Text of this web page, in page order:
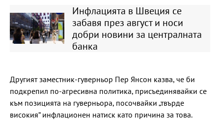
Инфлацията в Швеция се
забавя през август и носи
добри новини за централната
банка
Другият заместник-гуверньор Пер Янсон казва, че би
подкрепил по-агресивна политика, присъединявайки се
към позицията на гуверньора, посочвайки „твърде
високия“ инфлационен натиск като причина за това.